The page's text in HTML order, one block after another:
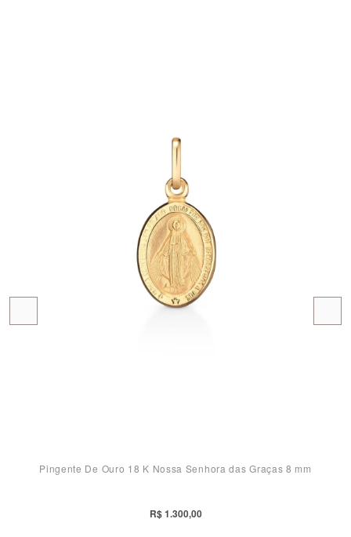
Pingente De Ouro 18 K Nossa Senhora das Graças 8 mm
R$ 1.300,00